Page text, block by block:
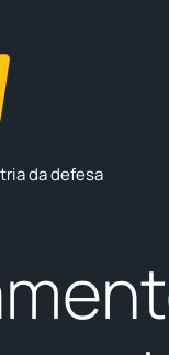
da defesa